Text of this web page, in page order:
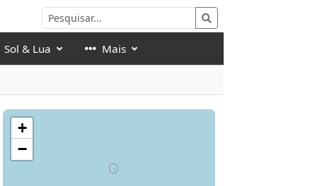
Sol & Lua Mais
+
−